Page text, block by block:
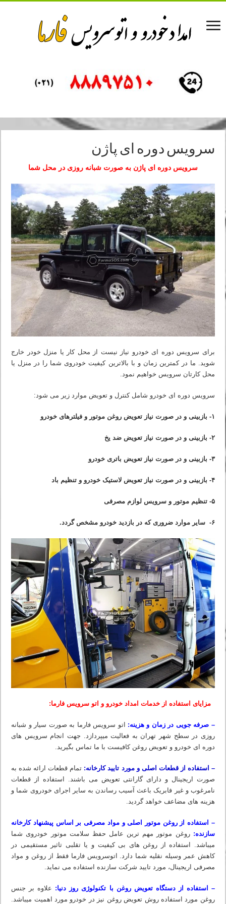
سرویس دوره ای پاژن
سرویس دوره ای پاژن به صورت شبانه روزی در محل شما
برای سرویس دوره ای خودرو نیاز نیست از محل کار یا منزل خودر خارج
شوید. ما در کمترین زمان و با بالاترین کیفیت خودروی شما را در منزل یا
محل کارتان سرویس خواهیم نمود.
سرویس دوره ای خودرو شامل کنترل و تعویض موارد زیر می شود:
۱- بازبینی و در صورت نیاز تعویض روغن موتور و فیلترهای خودرو
۲- بازبینی و در صورت نیاز تعویض ضد یخ
۳- بازبینی و در صورت نیاز تعویض باتری خودرو
۴- بازبینی و در صورت نیاز تعویض لاستیک خودرو و تنظیم باد
۵- تنظیم موتور و سرویس لوازم مصرفی
۶- سایر موارد ضروری که در بازدید خودرو مشخص گردد.
مزایای استفاده از خدمات امداد خودرو و اتو سرویس فارما:
– صرفه جویی در زمان و هزینه: اتو سرویس فارما به صورت سیار و شبانه
روزی در سطح شهر تهران به فعالیت میپردازد. جهت انجام سرویس های
دوره ای خودرو و تعویض روغن کافیست با ما تماس بگیرید.
– استفاده از قطعات اصلی و مورد تایید کارخانه: تمام قطعات ارائه شده به
صورت اریجینال و دارای گارانتی تعویض می باشند. استفاده از قطعات
نامرغوب و غیر فابریک باعث آسیب رساندن به سایر اجرای خودروی شما و
هزینه های مضاعف خواهد گردید.
– استفاده از روغن موتور اصلی و مواد مصرفی بر اساس پیشنهاد کارخانه
سازنده: روغن موتور مهم ترین عامل حفظ سلامت موتور خودروی شما
میباشد. استفاده از روغن های بی کیفیت و یا تقلبی تاثیر مستقیمی در
کاهش عمر وسیله نقلیه شما دارد. اتوسرویس فارما فقط از روغن و مواد
مصرفی اریجینال، مورد تایید شرکت سازنده استفاده می نماید.
– استفاده از دستگاه تعویض روغن با تکنولوژی روز دنیا: علاوه بر جنس
روغن مورد استفاده روش تعویض روغن نیز در خودرو مورد اهمیت میباشد.